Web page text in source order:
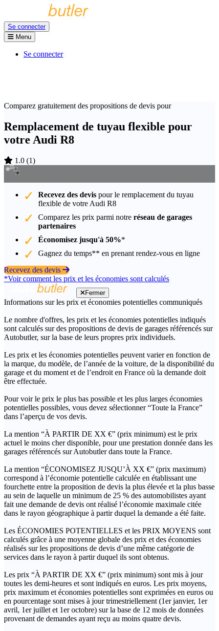
Se connecter
Menu
Se connecter
Comparez gratuitement des propositions de devis pour
Remplacement de tuyau flexible pour
votre Audi R8
1.0 (1)
Recevez des devis pour le remplacement du tuyau
flexible de votre Audi R8
Comparez les prix parmi notre réseau de garages
partenaires
Économisez jusqu'à 50%*
Gagnez du temps** en prenant rendez-vous en ligne
Recevez des devis
*Voir comment les prix et les économies sont calculés
Fermer
Informations sur les prix et économies potentielles communiqués
Le nombre d'offres, les prix et les économies potentielles indiqués
sont calculés sur des propositions de devis de garages référencés sur
Autobutler, sur la base de leurs propres prix individuels.
Les prix et les économies potentielles peuvent varier en fonction de
la marque, du modèle, de l’année de la voiture, de la disponibilité du
garage et du moment et de l’endroit en France où la demande doit
être effectuée.
Pour voir le prix le plus bas possible et les plus larges économies
potentielles possibles, vous devez sélectionner “Toute la France”
dans l’aperçu de vos devis.
La mention “À PARTIR DE XX €” (prix minimum) est le prix
actuel le moins cher disponible, pour une prestation donnée dans les
garages référencés sur Autobutler dans toute la France.
La mention “ÉCONOMISEZ JUSQU’À XX €” (prix maximum)
correspond à l’économie potentielle calculée en établissant une
fourchette entre la proposition de devis la plus élevée et la plus basse
au sein de laquelle un minimum de 25 % des automobilistes ayant
fait une demande de devis ont réalisé l’économie maximale citée
dans le rayon géographique à partir duquel la demande a été faite.
Les ÉCONOMIES POTENTIELLES et les PRIX MOYENS sont
calculés grâce à une moyenne globale des prix et des économies
réalisés sur les propositions de devis d’une même catégorie de
services dans le rayon à partir duquel ils sont obtenus.
Les prix “À PARTIR DE XX €” (prix minimum) sont mis à jour
toutes les demi-heures et sont indiqués en euros. Les prix moyens,
prix maximum et économies potentielles sont exprimées en euros ou
en pourcentage sont mises à jour trimestriellement (1er janvier, 1er
avril, 1er juillet et 1er octobre) sur la base de 12 mois de données
provenant de demandes ayant reçu au moins quatre devis.